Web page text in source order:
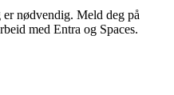
nødvendig. Meld deg på
med Entra og Spaces.